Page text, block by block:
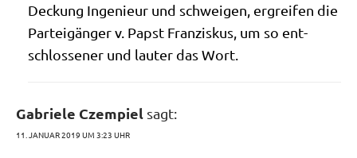
Deckung Inge­nieur und schwei­gen, ergrei­fen die
Par­tei­gän­ger v. Papst Fran­zis­kus, um so ent­
schlos­se­ner und lau­ter das Wort.
Gabriele Czempiel sagt:
11. JANUAR 2019 UM 3:23 UHR